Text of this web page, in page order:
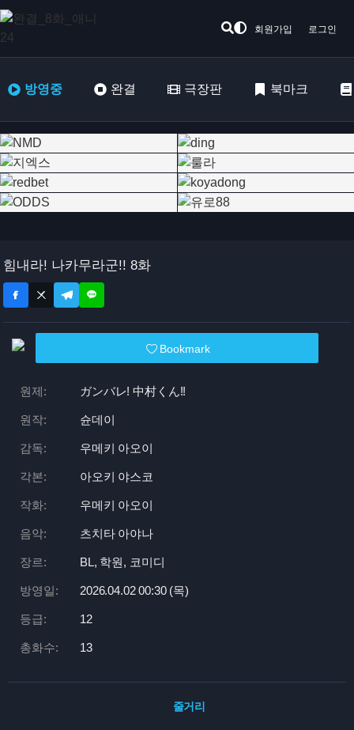
회원가입 로그인
방영중 완결 극장판 북마크
힘내라! 나카무라군!! 8화
Bookmark
원제: ガンバレ! 中村くん!!
원작: 슌데이
감독: 우메키 아오이
각본: 아오키 야스코
작화: 우메키 아오이
음악: 츠치타 아야나
장르: BL, 학원, 코미디
방영일: 2026.04.02 00:30 (목)
등급: 12
총화수: 13
줄거리